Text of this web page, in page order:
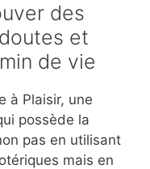
des
et
de vie
à Plaisir, une
possède la
pas en utilisant
mais en